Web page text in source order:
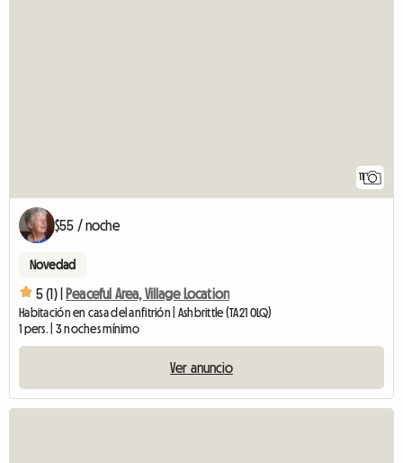
11
$55 / noche
Novedad
5 (1) | Peaceful Area, Village Location
Habitación en casa del anfitrión | Ashbrittle (TA21 0LQ)
1 pers. | 3 noches mínimo
Ver anuncio